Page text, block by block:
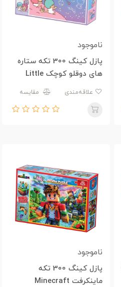
ناموجود
پازل کینگ 300 تکه ستاره
های دوقلو کوچک Little
Twin Stars
مقایسه
ناموجود
پازل کینگ 300 تکه
ماینکرفت Minecraft